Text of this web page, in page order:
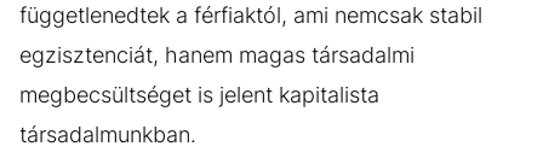
függetlenedtek a férfiaktól, ami nemcsak stabil
egzisztenciát, hanem magas társadalmi
megbecsültséget is jelent kapitalista
társadalmunkban.